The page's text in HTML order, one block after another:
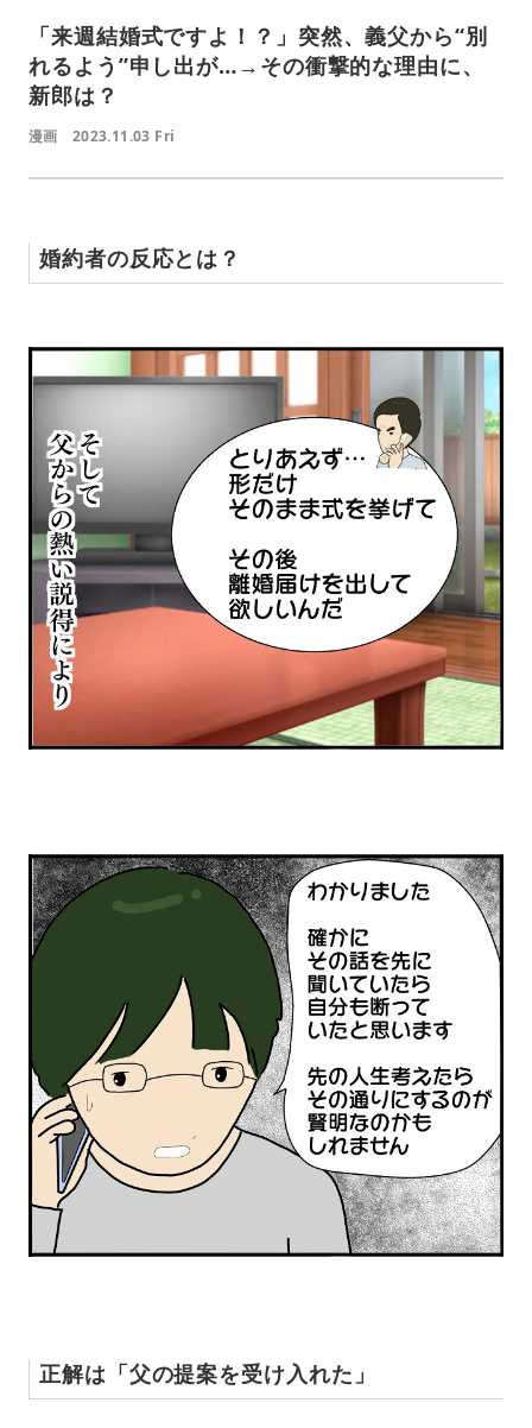
「来週結婚式ですよ！？」突然、義父から“別
れるよう”申し出が…→その衝撃的な理由に、
新郎は？
漫画 2023.11.03 Fri
婚約者の反応とは？
正解は「父の提案を受け入れた」